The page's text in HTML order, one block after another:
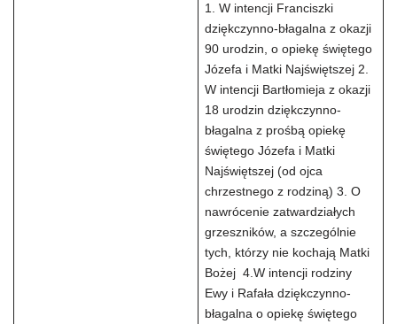
1. W intencji Franciszki
dziękczynno-błagalna z okazji
90 urodzin, o opiekę świętego
Józefa i Matki Najświętszej 2.
W intencji Bartłomieja z okazji
18 urodzin dziękczynno-
błagalna z prośbą opiekę
świętego Józefa i Matki
Najświętszej (od ojca
chrzestnego z rodziną) 3. O
nawrócenie zatwardziałych
grzeszników, a szczególnie
tych, którzy nie kochają Matki
Bożej 4.W intencji rodziny
Ewy i Rafała dziękczynno-
błagalna o opiekę świętego